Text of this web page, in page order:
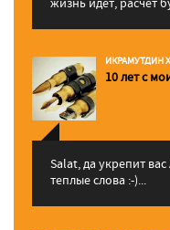
ИКРАМУТДИН
10 лет с
Salat, да укрепит
теплые слова :-)...